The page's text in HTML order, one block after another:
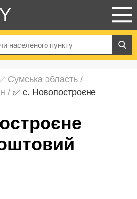
Сумська область /
/ ✅ с. Новопостроєне